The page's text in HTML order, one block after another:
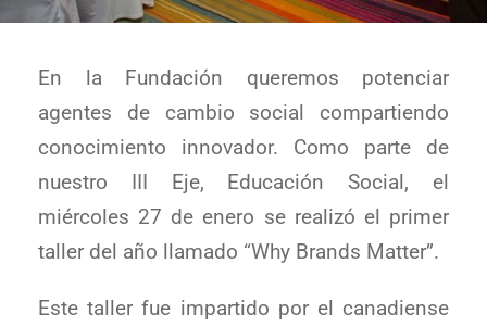
En la Fundación queremos potenciar
agentes de cambio social compartiendo
conocimiento innovador. Como parte de
nuestro III Eje, Educación Social, el
miércoles 27 de enero se realizó el primer
taller del año llamado “Why Brands Matter”.
Este taller fue impartido por el canadiense